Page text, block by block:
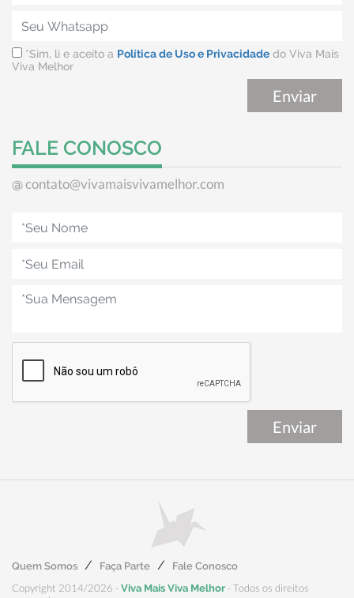
*Sim, li e aceito a Política de Uso e Privacidade do Viva Mais
Viva Melhor
FALE CONOSCO
@contato@vivamaisvivamelhor.com
Quem Somos Faça Parte Fale Conosco
Copyright 2014/2026 - Viva Mais Viva Melhor - Todos os direitos